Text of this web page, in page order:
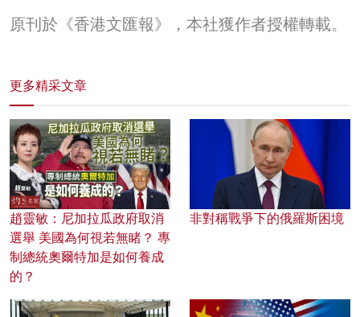
原刊於《香港文匯報》，本社獲作者授權轉載。
更多精采文章
趙靈敏：尼加拉瓜政府取消
選舉 美國為何視若無睹？ 專
制總統奧爾特加是如何養成
的？
非對稱戰爭下的俄羅斯困境